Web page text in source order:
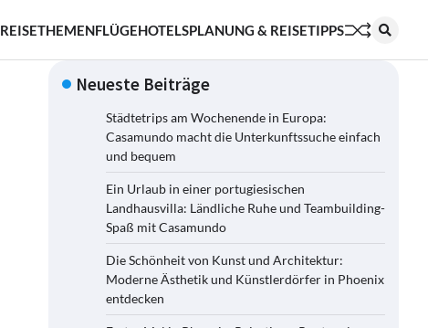
REISETHEMENFLÜGEHOTELSPLANUNG & REISETIPPS
Neueste Beiträge
Städtetrips am Wochenende in Europa:
Casamundo macht die Unterkunftssuche einfach
und bequem
Ein Urlaub in einer portugiesischen
Landhausvilla: Ländliche Ruhe und Teambuilding-
Spaß mit Casamundo
Die Schönheit von Kunst und Architektur:
Moderne Ästhetik und Künstlerdörfer in Phoenix
entdecken